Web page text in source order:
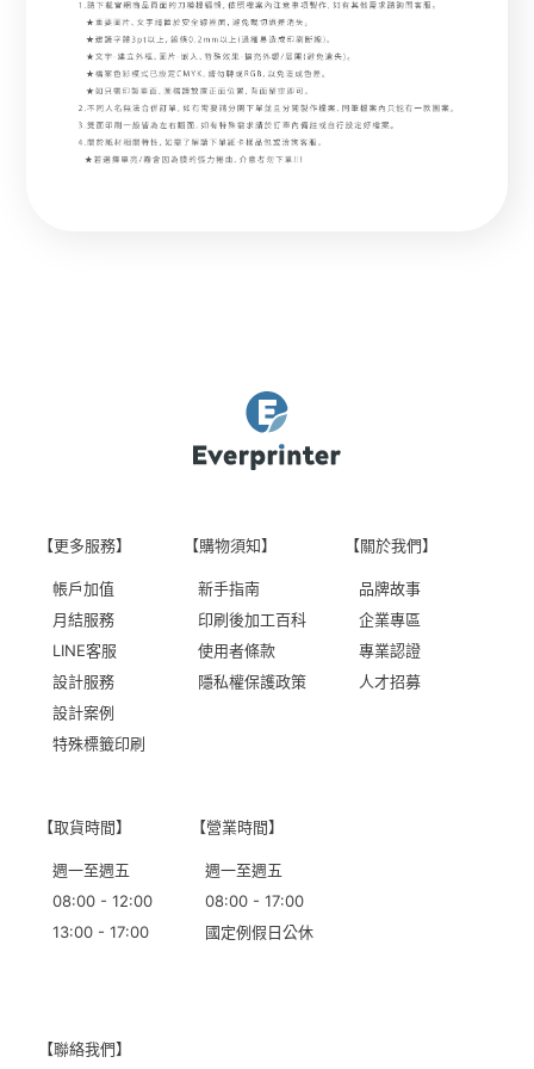
【更多服務】
帳戶加值
月結服務
LINE客服
設計服務
設計案例
特殊標籤印刷
【購物須知】
新手指南
印刷後加工百科
使用者條款
隱私權保護政策
【關於我們】
品牌故事
企業專區
專業認證
人才招募
【取貨時間】
週一至週五
08:00 - 12:00
13:00 - 17:00
【營業時間】
週一至週五
08:00 - 17:00
國定例假日公休
【聯絡我們】